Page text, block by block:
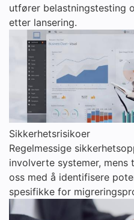
utfører belastningstesting
etter lansering.
Sikkerhetsrisikoer
Regelmessige
involverte systemer, mens
oss med å identifisere
spesifikke for